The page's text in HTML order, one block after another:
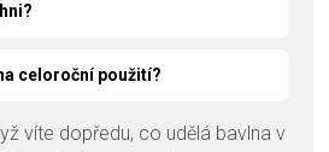
celoroční použití?
víte dopředu, co udělá bavlna v